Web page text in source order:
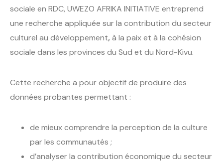
sociale en RDC, UWEZO AFRIKA INITIATIVE entreprend
une recherche appliquée sur la contribution du secteur
culturel au développement, à la paix et à la cohésion
sociale dans les provinces du Sud et du Nord-Kivu.
Cette recherche a pour objectif de produire des
données probantes permettant :
de mieux comprendre la perception de la culture
par les communautés ;
d’analyser la contribution économique du secteur